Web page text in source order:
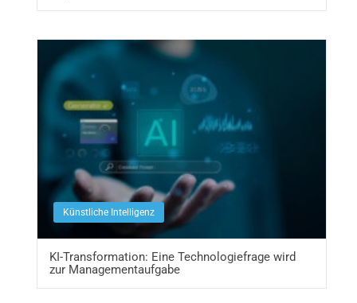
Künstliche Intelligenz
KI-Transformation: Eine Technologiefrage wird
zur Managementaufgabe